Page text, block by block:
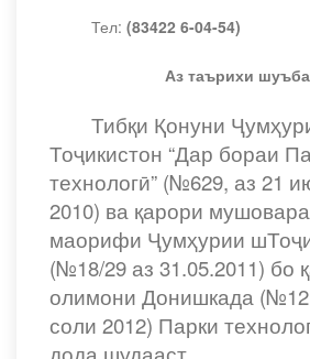
Тел: (83422 6-04-54)
Аз таърихи
Тибқи Қонуни
Тоҷикистон “Дар бораи
технологӣ” (№629, аз 21
2010) ва қарори
маорифи Ҷумҳурии
(№18/29 аз 31.05.2011) бо
олимони Донишкада
соли 2012) Парки